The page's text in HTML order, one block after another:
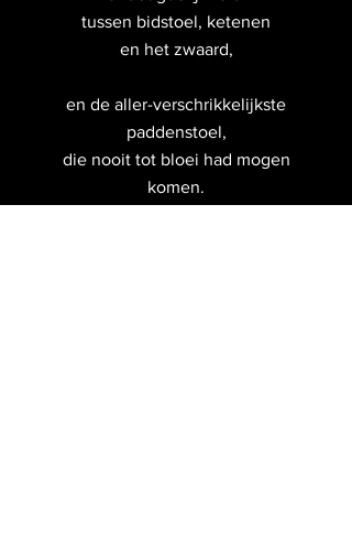
tussen bidstoel, ketenen
en het zwaard,
en de aller-verschrikkelijkste
paddenstoel,
die nooit tot bloei had mogen
komen.